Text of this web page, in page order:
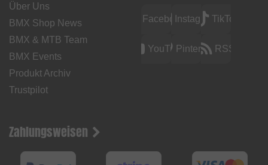
Über Uns
BMX Shop News
BMX & MTB Team
BMX Events
Produkt Archiv
Trustpilot
FacebookInstagramTikTok
YouTubePinterest RSS
Zahlungsweisen